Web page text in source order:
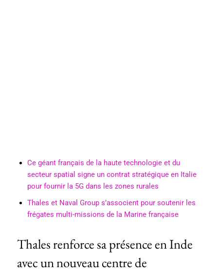
Ce géant français de la haute technologie et du
secteur spatial signe un contrat stratégique en Italie
pour fournir la 5G dans les zones rurales
Thales et Naval Group s’associent pour soutenir les
frégates multi-missions de la Marine française
Thales renforce sa présence en Inde
avec un nouveau centre de